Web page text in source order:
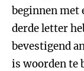
beginnen met
derde letter
bevestigend
is woorden te